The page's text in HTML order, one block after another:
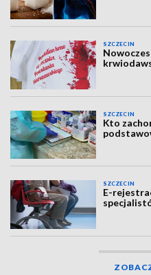
SZCZECIN
SZCZECIN
Kto
SZCZECIN
E-